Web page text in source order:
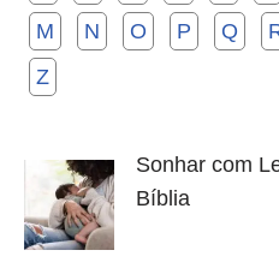
M
N O P Q
Z
Sonhar com
Bíblia